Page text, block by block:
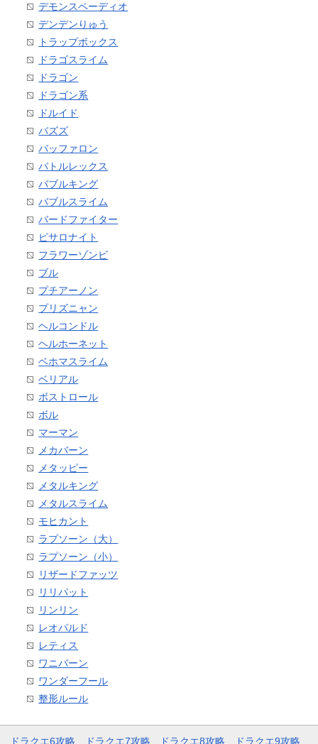
デモンスペーディオ
デンデンりゅう
トラップボックス
ドラゴスライム
ドラゴン
ドラゴン系
ドルイド
バズズ
バッファロン
バトルレックス
バブルキング
バブルスライム
バードファイター
ピサロナイト
フラワーゾンビ
ブル
プチアーノン
プリズニャン
ヘルコンドル
ヘルホーネット
ベホマスライム
ベリアル
ボストロール
ボル
マーマン
メカバーン
メタッピー
メタルキング
メタルスライム
モヒカント
ラプソーン（大）
ラプソーン（小）
リザードファッツ
リリパット
リンリン
レオパルド
レティス
ワニバーン
ワンダーフール
整形ルール
ドラクエ6攻略 ドラクエ7攻略 ドラクエ8攻略 ドラクエ9攻略